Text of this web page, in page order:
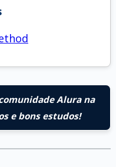
Alura na
e bons estudos!